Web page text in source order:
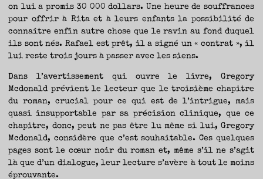
on lui a promis 30 000 dollars. Une heure de souffrances
pour offrir à Rita et à leurs enfants la possibilité de
connaître enfin autre chose que le ravin au fond duquel
ils sont nés. Rafael est prêt, il a signé un « contrat », il
lui reste trois jours à passer avec les siens.
Dans l’avertissement qui ouvre le livre, Gregory
Mcdonald prévient le lecteur que le troisième chapitre
du roman, crucial pour ce qui est de l’intrigue, mais
quasi insupportable par sa précision clinique, que ce
chapitre, donc, peut ne pas être lu même si lui, Gregory
Mcdonald, considère que c’est souhaitable. Ces quelques
pages sont le cœur noir du roman et, même s’il ne s’agit
là que d’un dialogue, leur lecture s’avère à tout le moins
éprouvante.